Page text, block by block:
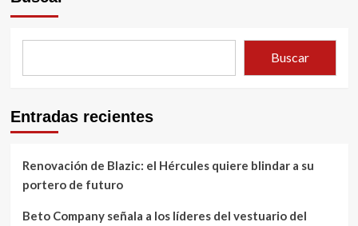
Buscar
Entradas recientes
Renovación de Blazic: el Hércules quiere blindar a su
portero de futuro
Beto Company señala a los líderes del vestuario del